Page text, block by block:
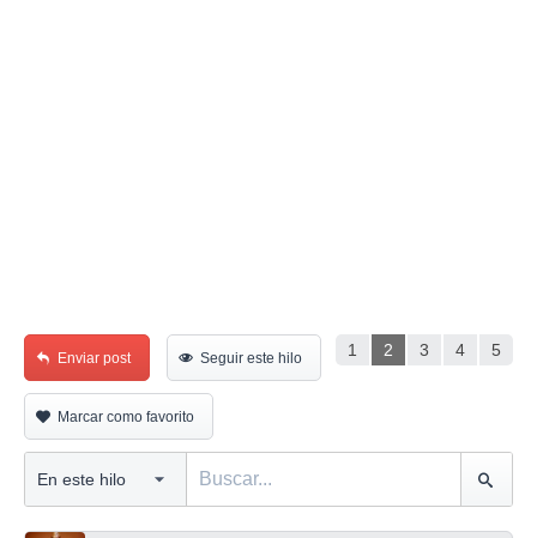
1 2 3 4 5
Enviar post Seguir este hilo
Marcar como favorito